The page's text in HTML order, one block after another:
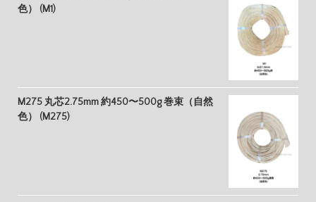
色） (M1)
M275 丸芯2.75mm 約450〜500g 巻束（自然
色） (M275)